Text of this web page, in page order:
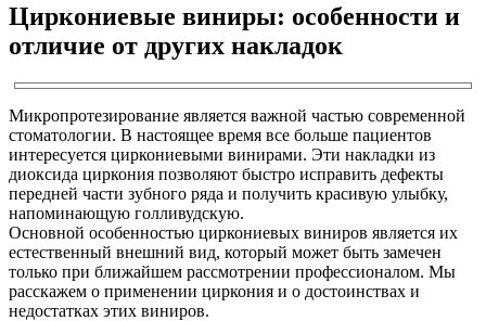
Циркониевые виниры: особенности и
отличие от других накладок
Микропротезирование является важной частью современной
стоматологии. В настоящее время все больше пациентов
интересуется циркониевыми винирами. Эти накладки из
диоксида циркония позволяют быстро исправить дефекты
передней части зубного ряда и получить красивую улыбку,
напоминающую голливудскую.
Основной особенностью циркониевых виниров является их
естественный внешний вид, который может быть замечен
только при ближайшем рассмотрении профессионалом. Мы
расскажем о применении циркония и о достоинствах и
недостатках этих виниров.